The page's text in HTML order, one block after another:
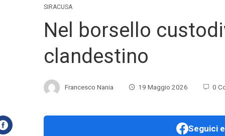
SIRACUSA
Nel borsello
clandestino
Francesco Nania 19 Maggio 2026 0
Seguici